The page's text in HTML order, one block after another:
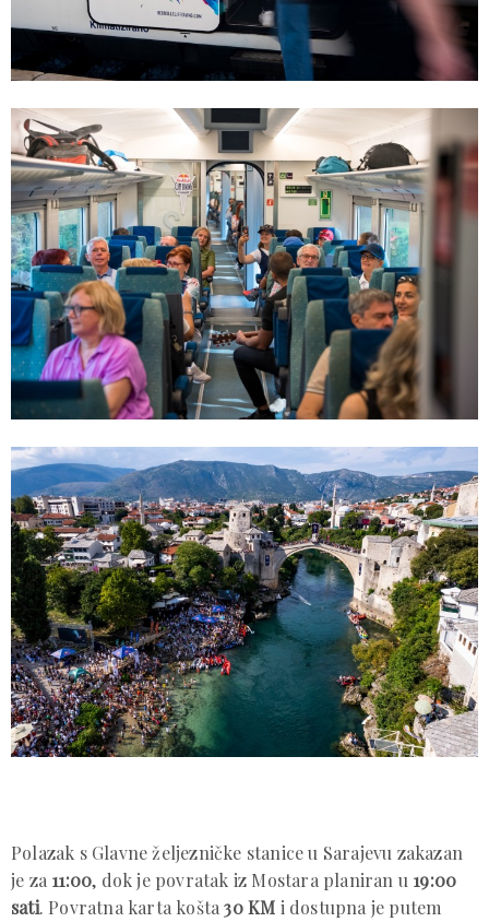
Polazak s Glavne željezničke stanice u Sarajevu zakazan
je za 11:00, dok je povratak iz Mostara planiran u 19:00
sati. Povratna karta košta30 KM i dostupna je putem